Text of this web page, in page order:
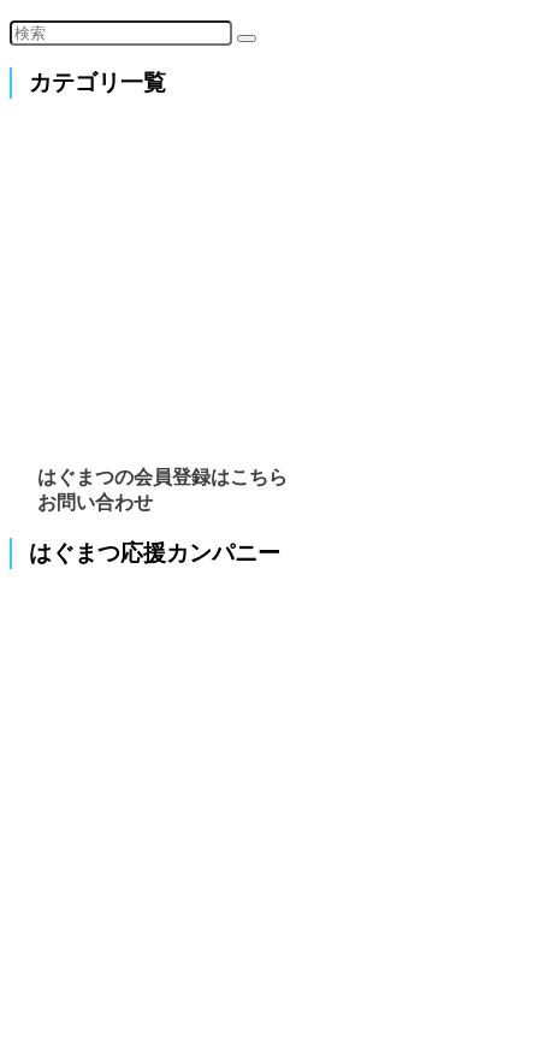
カテゴリ一覧
はぐまつの会員登録はこちら
お問い合わせ
はぐまつ応援カンパニー